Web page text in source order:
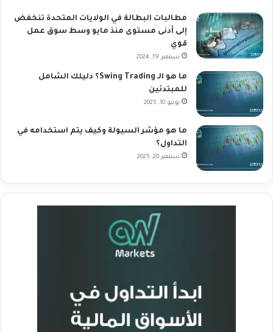
مطالبات البطالة في الولايات المتحدة تنخفض
إلى أدنى مستوى منذ مايو وسط سوق عمل
قوي
سبتمبر 19, 2024
ما هو الـ Swing Trading؟ دليلك الشامل
للمبتدئين
يونيو 10, 2025
ما هو مؤشر السيولة وكيف يتم استخدامه في
التداول؟
سبتمبر 20, 2025